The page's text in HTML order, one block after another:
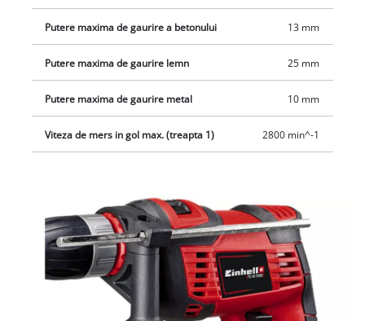
Putere maxima de gaurire a betonului 13 mm
Putere maxima de gaurire lemn 25 mm
Putere maxima de gaurire metal 10 mm
Viteza de mers in gol max. (treapta 1) 2800 min^-1